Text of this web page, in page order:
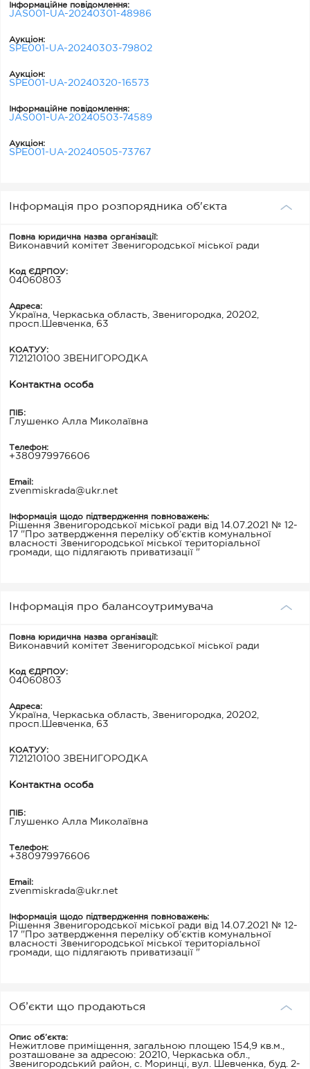
Інформаційне повідомлення:
JAS001-UA-20240301-48986
Аукціон:
SPE001-UA-20240303-79802
Аукціон:
SPE001-UA-20240320-16573
Інформаційне повідомлення:
JAS001-UA-20240503-74589
Аукціон:
SPE001-UA-20240505-73767
Інформація про розпорядника об'єкта
Повна юридична назва організації:
Виконавчий комітет Звенигородської міської ради
Код ЄДРПОУ:
04060803
Адреса:
Україна, Черкаська область, Звенигородка, 20202,
просп.Шевченка, 63
КОАТУУ:
7121210100 ЗВЕНИГОРОДКА
Контактна особа
ПІБ:
Глушенко Алла Миколаївна
Телефон:
+380979976606
Email:
zvenmiskrada@ukr.net
Інформація щодо підтвердження повноважень:
Рішення Звенигородської міської ради від 14.07.2021 № 12-
17 "Про затвердження переліку об’єктів комунальної
власності Звенигородської міської територіальної
громади, що підлягають приватизації "
Інформація про балансоутримувача
Повна юридична назва організації:
Виконавчий комітет Звенигородської міської ради
Код ЄДРПОУ:
04060803
Адреса:
Україна, Черкаська область, Звенигородка, 20202,
просп.Шевченка, 63
КОАТУУ:
7121210100 ЗВЕНИГОРОДКА
Контактна особа
ПІБ:
Глушенко Алла Миколаївна
Телефон:
+380979976606
Email:
zvenmiskrada@ukr.net
Інформація щодо підтвердження повноважень:
Рішення Звенигородської міської ради від 14.07.2021 № 12-
17 "Про затвердження переліку об’єктів комунальної
власності Звенигородської міської територіальної
громади, що підлягають приватизації "
Об’єкти що продаються
Опис об’єкта:
Нежитлове приміщення, загальною площею 154,9 кв.м.,
розташоване за адресою: 20210, Черкаська обл.,
Звенигородський район, с. Моринці, вул. Шевченка, буд. 2-